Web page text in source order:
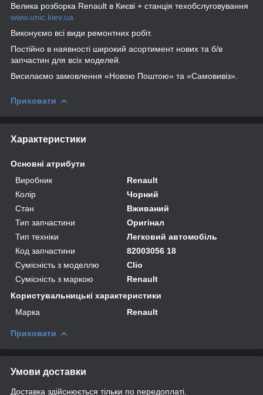
Велика розборка Renault в Києві + станція техобслуговування
www.unic.kiev.ua
Виконуємо всі види ремонтних робіт.
Постійно в наявності широкий асортимент нових та б/в
запчастин для всіх моделей.
Висилаємо замовлення «Новою Поштою» та «Самовивіз».
Приховати
Характеристики
Основні атрибути
Виробник
Renault
Колір
Чорний
Стан
Вживаний
Тип запчастини
Оригінал
Тип техніки
Легковий автомобіль
Код запчастини
82003056 18
Сумісність з моделлю
Clio
Сумісність з маркою
Renault
Користувальницькі характеристики
Марка
Renault
Приховати
Умови доставки
Доставка здійснюється тільки по передоплаті.